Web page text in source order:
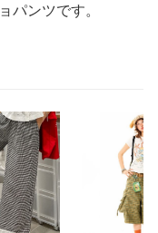
パンツです。